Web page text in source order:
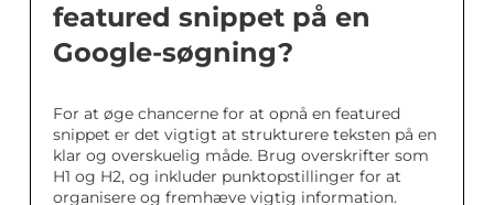
featured snippet på en
Google-søgning?
For at øge chancerne for at opnå en featured
snippet er det vigtigt at strukturere teksten på en
klar og overskuelig måde. Brug overskrifter som
H1 og H2, og inkluder punktopstillinger for at
organisere og fremhæve vigtig information.